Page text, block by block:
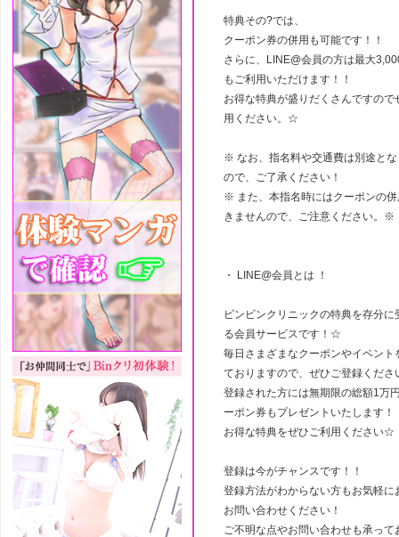
特典その?では、
クーポン券の併用も可能です！！
さらに、LINE@会員の方は最大
もご利用いただけます！！
お得な特典が盛りだくさんですので
用ください。☆
※ なお、指名料や交通費は別途と
ので、ご了承ください！
※ また、本指名時にはクーポンの
きませんので、ご注意ください。※
・ LINE@会員とは ！
ビンビンクリニックの特典を存分に
る会員サービスです！☆
毎日さまざまなクーポンやイベント
ておりますので、ぜひご登録くださ
登録された方には無期限の総額1万
ーポン券もプレゼントいたします！
お得な特典をぜひご利用ください☆
登録は今がチャンスです！！
登録方法がわからない方もお気軽に
お問い合わせください！
ご不明な点やお問い合わせも承って